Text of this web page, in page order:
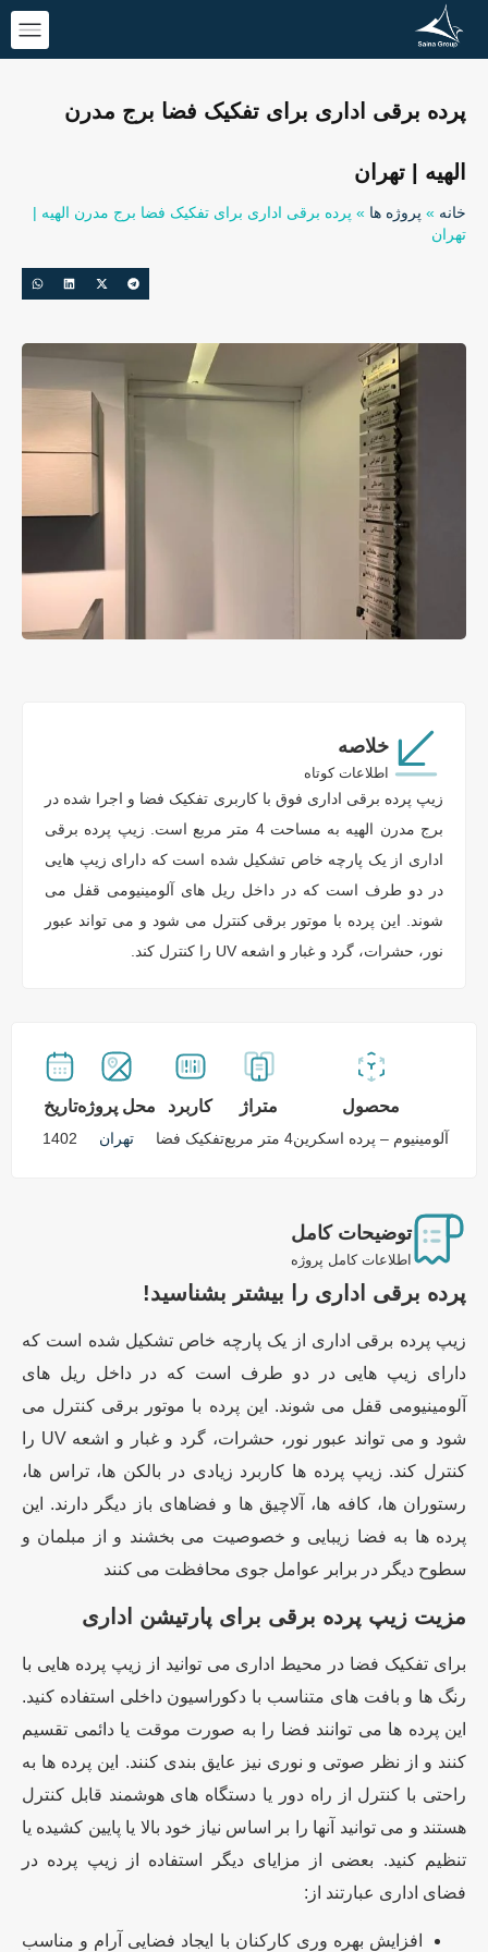
پرده برقی اداری برای تفکیک فضا برج مدرن
الهیه | تهران
خانه » پروژه ها » پرده برقی اداری برای تفکیک فضا برج مدرن الهیه |
تهران
خلاصه
اطلاعات کوتاه
زیپ پرده برقی اداری فوق با کاربری تفکیک فضا و اجرا شده در
برج مدرن الهیه به مساحت 4 متر مربع است. زیپ پرده برقی
اداری از یک پارچه خاص تشکیل شده است که دارای زیپ هایی
در دو طرف است که در داخل ریل های آلومینیومی قفل می
شوند. این پرده با موتور برقی کنترل می شود و می تواند عبور
نور، حشرات، گرد و غبار و اشعه UV را کنترل کند.
محصول
آلومینیوم – پرده اسکرین
متراژ
4 متر مربع
کاربرد
تفکیک فضا
محل پروژه
تهران
تاریخ
1402
توضیحات کامل
اطلاعات کامل پروژه
پرده برقی اداری را بیشتر بشناسید!
زیپ پرده برقی اداری از یک پارچه خاص تشکیل شده است که
دارای زیپ هایی در دو طرف است که در داخل ریل های
آلومینیومی قفل می شوند. این پرده با موتور برقی کنترل می
شود و می تواند عبور نور، حشرات، گرد و غبار و اشعه UV را
کنترل کند. زیپ پرده ها کاربرد زیادی در بالکن ها، تراس ها،
رستوران ها، کافه ها، آلاچیق ها و فضاهای باز دیگر دارند. این
پرده ها به فضا زیبایی و خصوصیت می بخشند و از مبلمان و
سطوح دیگر در برابر عوامل جوی محافظت می کنند
مزیت زیپ پرده برقی برای پارتیشن اداری
برای تفکیک فضا در محیط اداری می توانید از زیپ پرده هایی با
رنگ ها و بافت های متناسب با دکوراسیون داخلی استفاده کنید.
این پرده ها می توانند فضا را به صورت موقت یا دائمی تقسیم
کنند و از نظر صوتی و نوری نیز عایق بندی کنند. این پرده ها به
راحتی با کنترل از راه دور یا دستگاه های هوشمند قابل کنترل
هستند و می توانید آنها را بر اساس نیاز خود بالا یا پایین کشیده یا
تنظیم کنید. بعضی از مزایای دیگر استفاده از زیپ پرده در
فضای اداری عبارتند از:
افزایش بهره وری کارکنان با ایجاد فضایی آرام و مناسب